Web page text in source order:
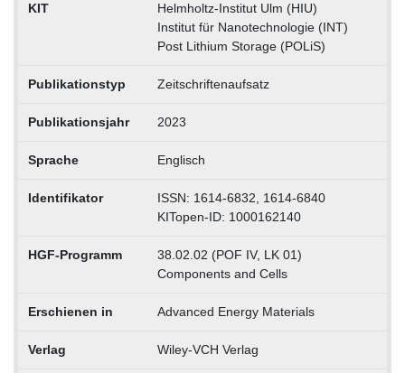
KIT
Helmholtz-Institut Ulm (HIU)
Institut für Nanotechnologie (INT)
Post Lithium Storage (POLiS)
Publikationstyp Zeitschriftenaufsatz
Publikationsjahr 2023
Sprache Englisch
Identifikator
ISSN: 1614-6832, 1614-6840
KITopen-ID: 1000162140
HGF-Programm
38.02.02 (POF IV, LK 01)
Components and Cells
Erschienen in Advanced Energy Materials
Verlag Wiley-VCH Verlag